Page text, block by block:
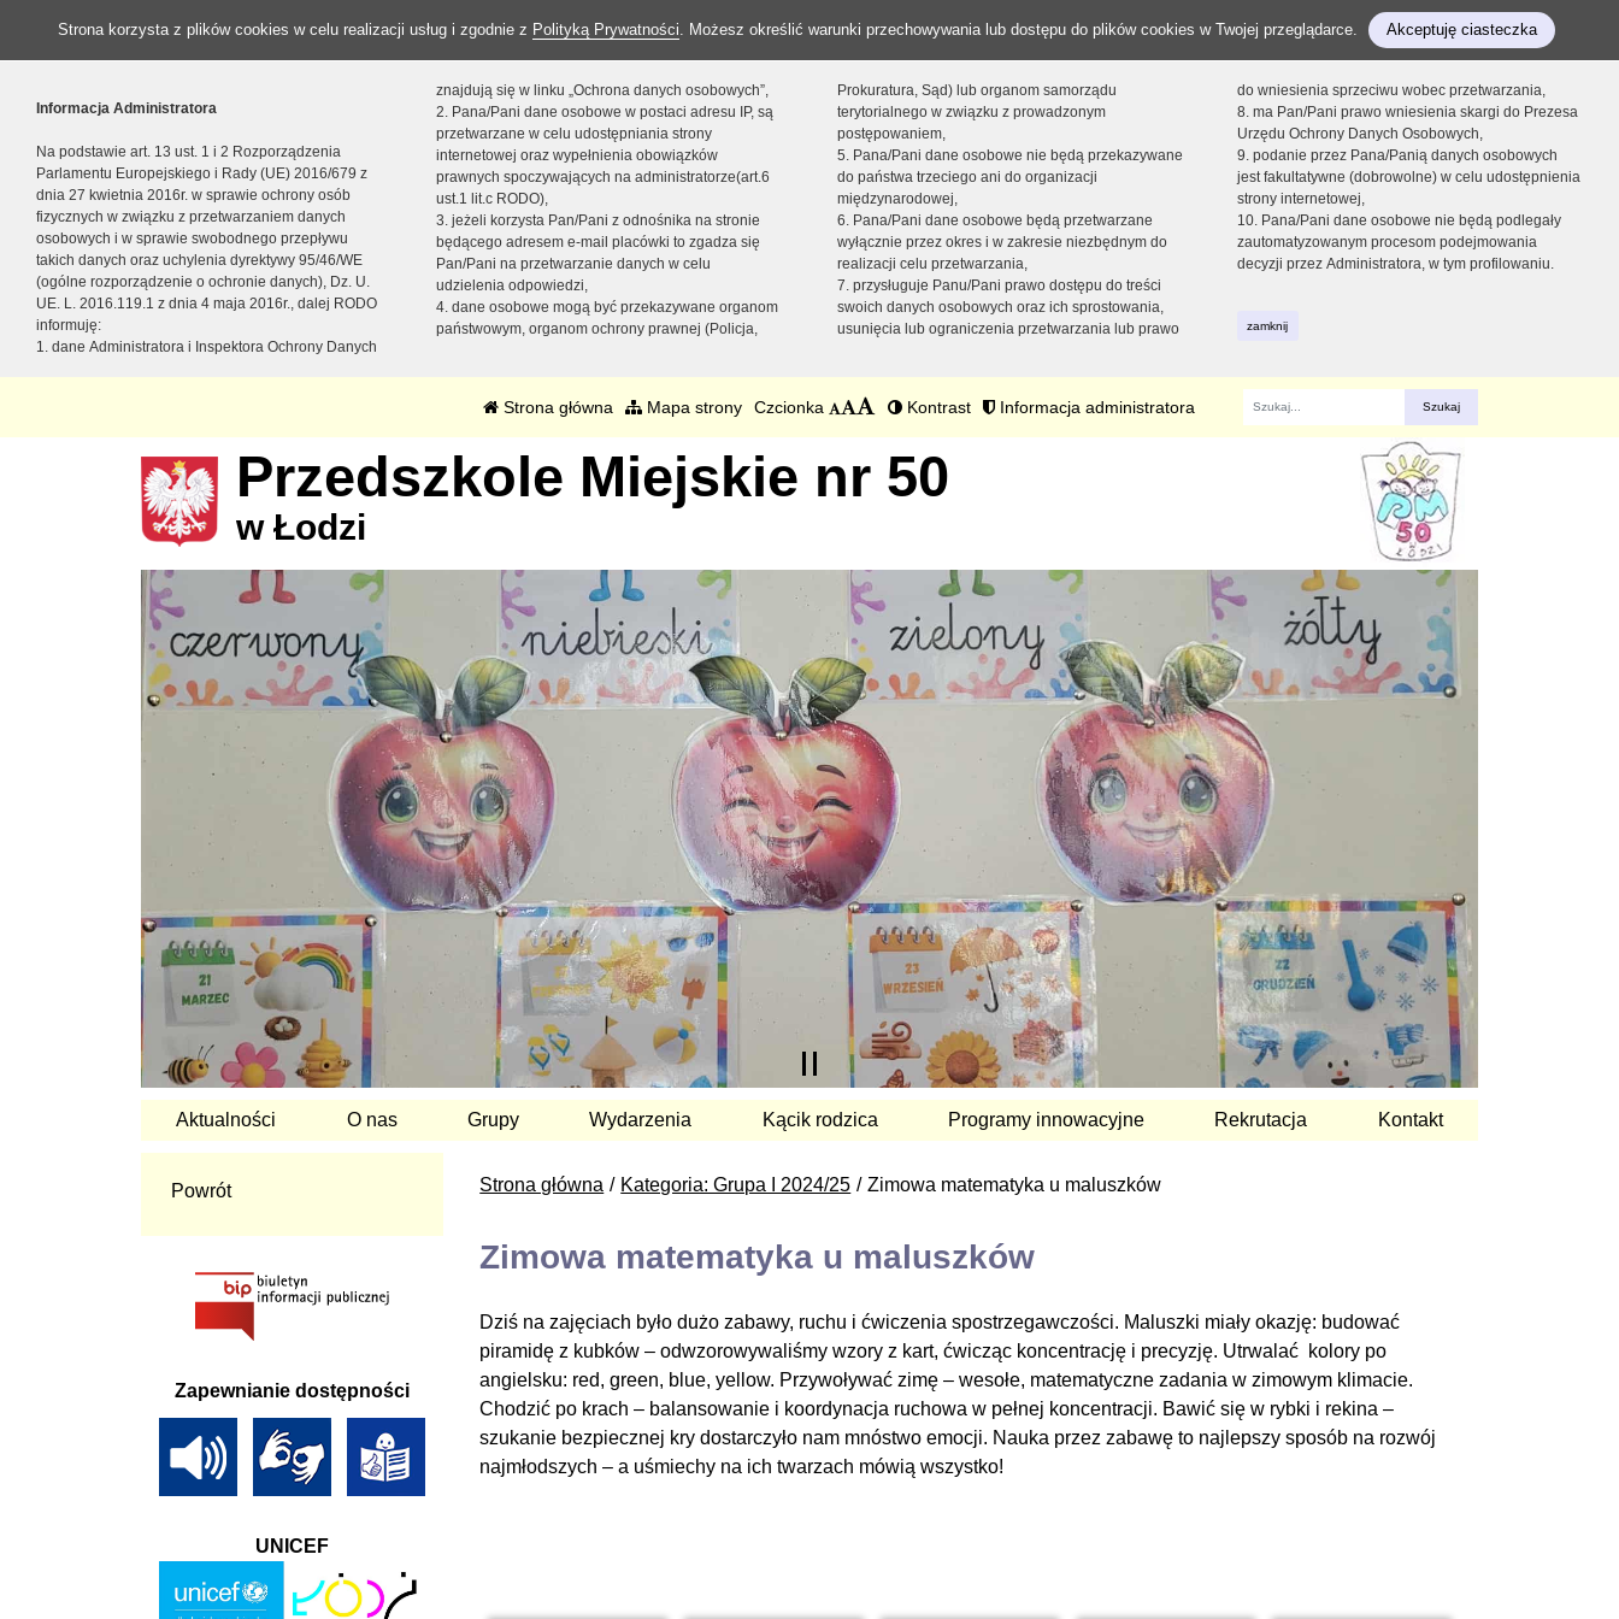
Strona korzysta z plików cookies w celu realizacji usług i zgodnie z Polityką Prywatności. Możesz określić warunki przechowywania lub dostępu do plików cookies w Twojej przeglądarce. Akceptuję ciasteczka
Informacja Administratora
Na podstawie art. 13 ust. 1 i 2 Rozporządzenia
Parlamentu Europejskiego i Rady (UE) 2016/679 z
dnia 27 kwietnia 2016r. w sprawie ochrony osób
fizycznych w związku z przetwarzaniem danych
osobowych i w sprawie swobodnego przepływu
takich danych oraz uchylenia dyrektywy 95/46/WE
(ogólne rozporządzenie o ochronie danych), Dz. U.
UE. L. 2016.119.1 z dnia 4 maja 2016r., dalej RODO
informuję:
1. dane Administratora i Inspektora Ochrony Danych
znajdują się w linku „Ochrona danych osobowych”,
2. Pana/Pani dane osobowe w postaci adresu IP, są
przetwarzane w celu udostępniania strony
internetowej oraz wypełnienia obowiązków
prawnych spoczywających na administratorze(art.6
ust.1 lit.c RODO),
3. jeżeli korzysta Pan/Pani z odnośnika na stronie
będącego adresem e-mail placówki to zgadza się
Pan/Pani na przetwarzanie danych w celu
udzielenia odpowiedzi,
4. dane osobowe mogą być przekazywane organom
państwowym, organom ochrony prawnej (Policja,
Prokuratura, Sąd) lub organom samorządu
terytorialnego w związku z prowadzonym
postępowaniem,
5. Pana/Pani dane osobowe nie będą przekazywane
do państwa trzeciego ani do organizacji
międzynarodowej,
6. Pana/Pani dane osobowe będą przetwarzane
wyłącznie przez okres i w zakresie niezbędnym do
realizacji celu przetwarzania,
7. przysługuje Panu/Pani prawo dostępu do treści
swoich danych osobowych oraz ich sprostowania,
usunięcia lub ograniczenia przetwarzania lub prawo
do wniesienia sprzeciwu wobec przetwarzania,
8. ma Pan/Pani prawo wniesienia skargi do Prezesa
Urzędu Ochrony Danych Osobowych,
9. podanie przez Pana/Panią danych osobowych
jest fakultatywne (dobrowolne) w celu udostępnienia
strony internetowej,
10. Pana/Pani dane osobowe nie będą podlegały
zautomatyzowanym procesom podejmowania
decyzji przez Administratora, w tym profilowaniu.
zamknij
Strona główna Mapa strony Czcionka Kontrast Informacja administratora
Fraza
Przedszkole Miejskie nr 50
w Łodzi
Aktualności O nas Grupy Wydarzenia Kącik rodzica Programy innowacyjne Rekrutacja Kontakt
Strona główna Kategoria: Grupa I 2024/25 Zimowa matematyka u maluszków
Zimowa matematyka u maluszków
Dziś na zajęciach było dużo zabawy, ruchu i ćwiczenia spostrzegawczości. Maluszki miały okazję: budować
piramidę z kubków – odwzorowywaliśmy wzory z kart, ćwicząc koncentrację i precyzję. Utrwalać kolory po
angielsku: red, green, blue, yellow. Przywoływać zimę – wesołe, matematyczne zadania w zimowym klimacie.
Chodzić po krach – balansowanie i koordynacja ruchowa w pełnej koncentracji. Bawić się w rybki i rekina –
szukanie bezpiecznej kry dostarczyło nam mnóstwo emocji. Nauka przez zabawę to najlepszy sposób na rozwój
najmłodszych – a uśmiechy na ich twarzach mówią wszystko!
Powrót
Zapewnianie dostępności
UNICEF